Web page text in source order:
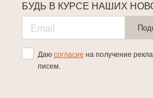
БУДЬ В КУРСЕ НАШИХ
Даю согласие на получение
писем.